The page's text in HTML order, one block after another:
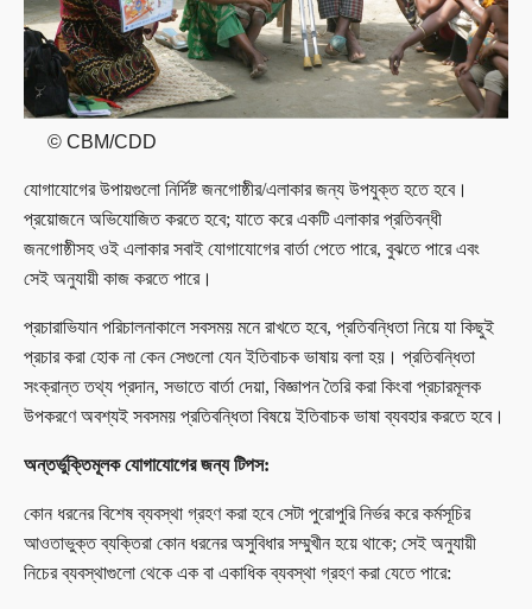
© CBM/CDD
যোগাযোগের উপায়গুলো নির্দিষ্ট জনগোষ্ঠীর/এলাকার জন্য উপযুক্ত হতে হবে।
প্রয়োজনে অভিযোজিত করতে হবে; যাতে করে একটি এলাকার প্রতিবন্ধী
জনগোষ্ঠীসহ ওই এলাকার সবাই যোগাযোগের বার্তা পেতে পারে, বুঝতে পারে এবং
সেই অনুযায়ী কাজ করতে পারে।
প্রচারাভিযান পরিচালনাকালে সবসময় মনে রাখতে হবে, প্রতিবন্ধিতা নিয়ে যা কিছুই
প্রচার করা হোক না কেন সেগুলো যেন ইতিবাচক ভাষায় বলা হয়। প্রতিবন্ধিতা
সংক্রান্ত তথ্য প্রদান, সভাতে বার্তা দেয়া, বিজ্ঞাপন তৈরি করা কিংবা প্রচারমূলক
উপকরণে অবশ্যই সবসময় প্রতিবন্ধিতা বিষয়ে ইতিবাচক ভাষা ব্যবহার করতে হবে।
অন্তর্ভুক্তিমূলক যোগাযোগের জন্য টিপস:
কোন ধরনের বিশেষ ব্যবস্থা গ্রহণ করা হবে সেটা পুরোপুরি নির্ভর করে কর্মসূচির
আওতাভুক্ত ব্যক্তিরা কোন ধরনের অসুবিধার সম্মুখীন হয়ে থাকে; সেই অনুযায়ী
নিচের ব্যবস্থাগুলো থেকে এক বা একাধিক ব্যবস্থা গ্রহণ করা যেতে পারে: